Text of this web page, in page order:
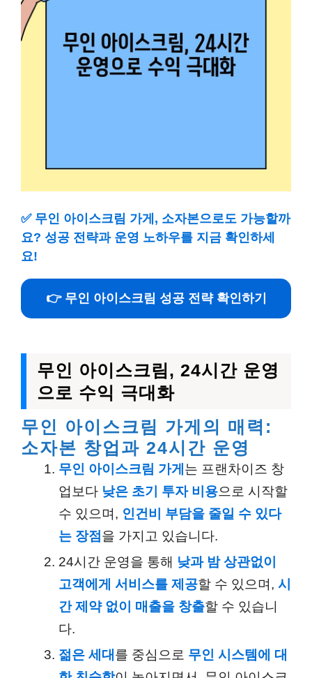
✅ 무인 아이스크림 가게, 소자본으로도 가능할까
요? 성공 전략과 운영 노하우를 지금 확인하세
요!
👉 무인 아이스크림 성공 전략 확인하기
무인 아이스크림, 24시간 운영
으로 수익 극대화
무인 아이스크림 가게의 매력:
소자본 창업과 24시간 운영
무인 아이스크림 가게 는 프랜차이즈 창
업보다 낮은 초기 투자 비용으로 시작할
수 있으며, 인건비 부담을 줄일 수 있다
는 장점 을 가지고 있습니다.
24시간 운영을 통해 낮과 밤 상관없이
고객에게 서비스를 제공할 수 있으며, 시
간 제약 없이 매출을 창출할 수 있습니
다.
젊은 세대 를 중심으로 무인 시스템에 대